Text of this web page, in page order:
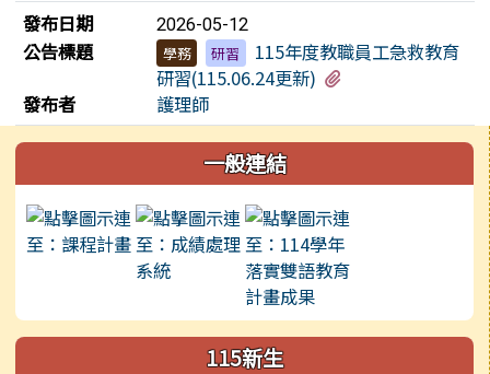
發布日期
2026-05-12
公告標題 學務 研習
115年度教職員工急救教育
研習(115.06.24更新)
發布者
護理師
左邊區域內容 一般連結
115新生